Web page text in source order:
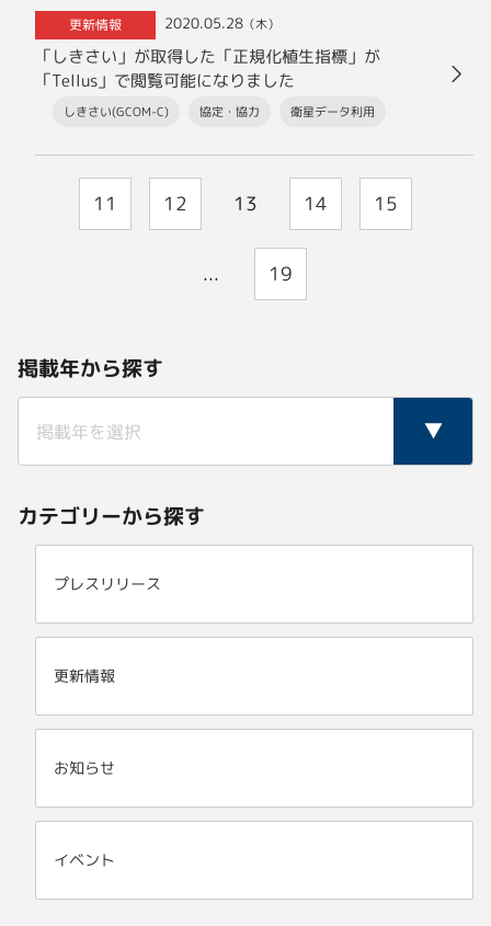
更新情報 2020.05.28 （木）
「しきさい」が取得した「正規化植生指標」が
「Tellus」で閲覧可能になりました
しきさい(GCOM-C) 協定・協力 衛星データ利用
11 12 13 14 15
... 19
掲載年から探す
カテゴリーから探す
プレスリリース
更新情報
お知らせ
イベント